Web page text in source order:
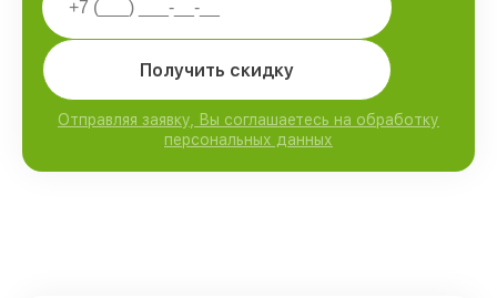
Получить скидку
Отправляя заявку, Вы соглашаетесь на обработку
персональных данных